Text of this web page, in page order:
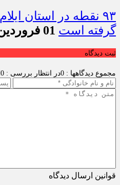
۹۳ نقطه در استان
گرفته است 01 فروردین 1405 - 21:30
ثبت دیدگاه
مجموع دیدگاهها : 0 در انتظار بررسی : 0
قوانین ارسال دیدگاه